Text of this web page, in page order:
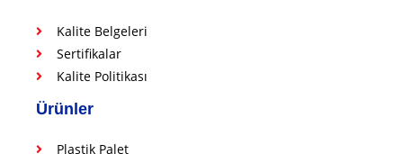
Kalite Belgeleri
Sertifikalar
Kalite Politikası
Ürünler
Plastik Palet